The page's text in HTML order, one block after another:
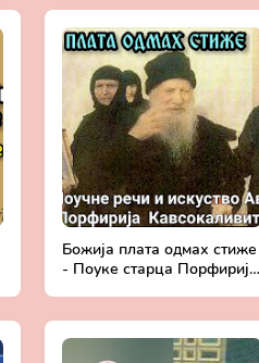
Божија плата одмах стиже
- Поуке старца Порфирија